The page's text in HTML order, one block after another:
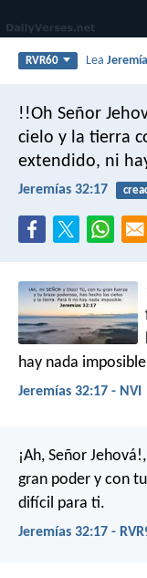
RVR60 Lea
!!Oh Señor
cielo y la tierra
extendido, ni
Jeremías 32:17
hay nada
Jeremías 32:17 - NVI
¡Ah, Señor
gran poder y con
difícil para ti.
Jeremías 32:17 -